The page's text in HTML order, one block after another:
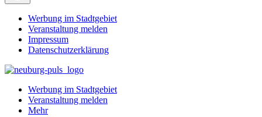
Werbung im Stadtgebiet
Veranstaltung melden
Impressum
Datenschutzerklärung
Werbung im Stadtgebiet
Veranstaltung melden
Mehr